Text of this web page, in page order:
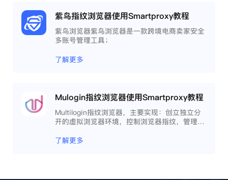
紫鸟指纹浏览器使用Smartproxy教程
紫鸟浏览器紫鸟浏览器是一款跨境电商卖家安全
多账号管理工具；
了解更多
Mulogin指纹浏览器使用Smartproxy教程
Multilogin指纹浏览器，主要实现：创立独立分
开的虚拟浏览器环境，控制浏览器指纹，管理多
程，开发网络自动化等。
了解更多